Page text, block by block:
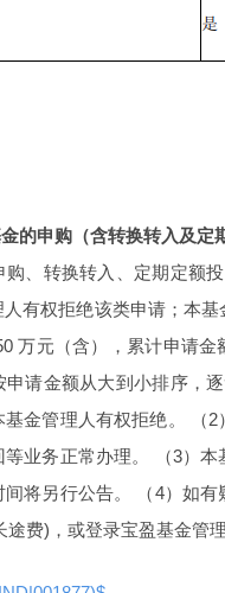
的申购（含转换转入及
、转换转入、定期定额
有权拒绝该类申请；本
万元（含），累计申请
请金额从大到小排序，
金管理人有权拒绝。 （
业务正常办理。 （3）
将另行公告。 （4）如
途费)，或登录宝盈基金管